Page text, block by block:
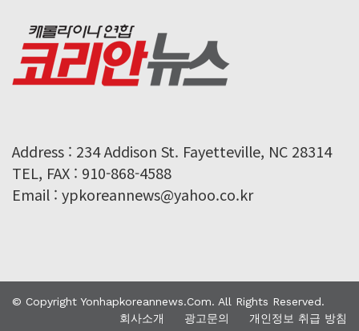
Address : 234 Addison St. Fayetteville, NC 28314
TEL, FAX : 910-868-4588
Email : ypkoreannews@yahoo.co.kr
© Copyright Yonhapkoreannews.com. All Rights Reserved.
회사소개
광고문의 개인정보 취급 방침